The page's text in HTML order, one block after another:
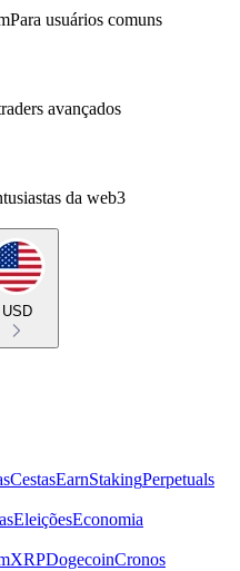
Para usuários comuns
avançados
da web3
USD
CestasEarnStakingPerpetuals
EleiçõesEconomia
XRPDogecoinCronos